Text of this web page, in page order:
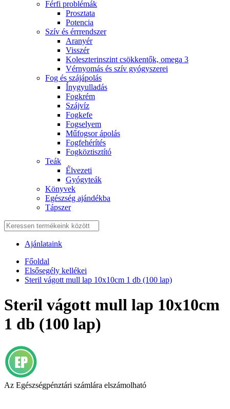
Férfi problémák
Prosztata
Potencia
Szív és érrrendszer
Aranyér
Visszér
Koleszterinszint csökkentők, omega 3
Vérnyomás és szív gyógyszerei
Fog és szájápolás
Í́nygyulladás
Fogkrém
Szájvíz
Fogkefe
Fogselyem
Műfogsor ápolás
Fogfehérítés
Fogköztisztító
Teák
É́lvezeti
Gyógyteák
Könyvek
Egészség ajándékba
Tápszer
Ajánlataink
Főoldal
Elsősegély kellékei
Steril vágott mull lap 10x10cm 1 db (100 lap)
Steril vágott mull lap 10x10cm
1 db (100 lap)
Az Egészségpénztári számlára elszámolható